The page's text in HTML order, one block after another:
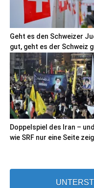
Geht es den Schweizer
gut, geht es der Schweiz
Doppelspiel des Iran – und
wie SRF nur eine Seite